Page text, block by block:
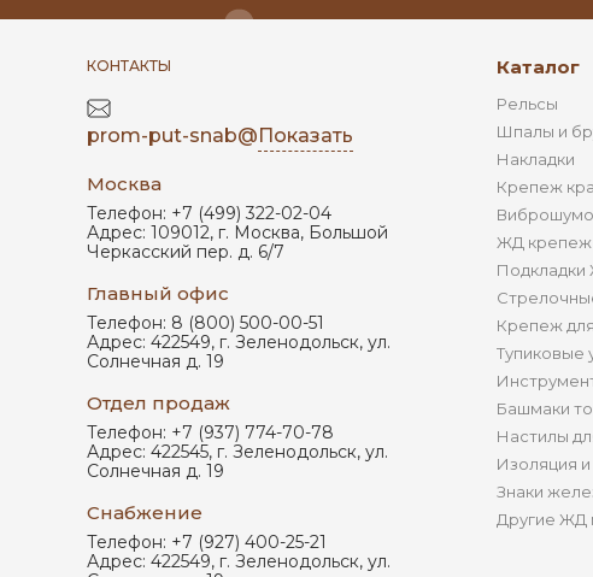
КОНТАКТЫ
prom-put-snab@Показать
Москва
Телефон: +7 (499) 322-02-04
Адрес: 109012, г. Москва, Большой
Черкасский пер. д. 6/7
Главный офис
Телефон: 8 (800) 500-00-51
Адрес: 422549, г. Зеленодольск, ул.
Солнечная д. 19
Отдел продаж
Телефон: +7 (937) 774-70-78
Адрес: 422545, г. Зеленодольск, ул.
Солнечная д. 19
Снабжение
Телефон: +7 (927) 400-25-21
Адрес: 422549, г. Зеленодольск, ул.
Каталог
Рельсы
Шпалы и
Накладки
Крепеж
ЖД крепеж
Подкладки
Крепеж
Тупиковые
Башмаки
Настилы
Изоляция
Знаки
Другие ЖД